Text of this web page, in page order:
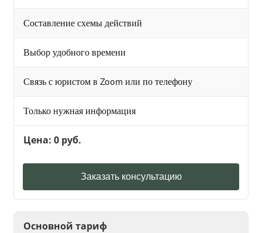
Составление схемы действий
Выбор удобного времени
Связь с юристом в Zoom или по телефону
Только нужная информация
Цена: 0 руб.
Заказать консультацию
Основной тариф